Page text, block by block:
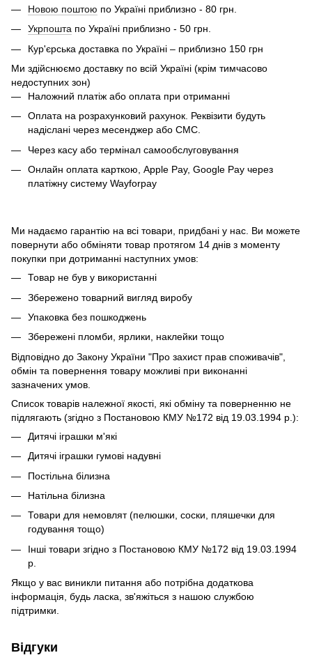
Новою поштою по Україні приблизно - 80 грн.
Укрпошта по Україні приблизно - 50 грн.
Кур'єрська доставка по Україні – приблизно 150 грн
Ми здійснюємо доставку по всій Україні (крім тимчасово
недоступних зон)
Наложний платіж або оплата при отриманні
Оплата на розрахунковий рахунок. Реквізити будуть
надіслані через месенджер або СМС.
Через касу або термінал самообслуговування
Онлайн оплата карткою, Apple Pay, Google Pay через
платіжну систему Wayforpay
Ми надаємо гарантію на всі товари, придбані у нас. Ви можете
повернути або обміняти товар протягом 14 днів з моменту
покупки при дотриманні наступних умов:
Товар не був у використанні
Збережено товарний вигляд виробу
Упаковка без пошкоджень
Збережені пломби, ярлики, наклейки тощо
Відповідно до Закону України "Про захист прав споживачів",
обмін та повернення товару можливі при виконанні
зазначених умов.
Список товарів належної якості, які обміну та поверненню не
підлягають (згідно з Постановою КМУ №172 від 19.03.1994 р.):
Дитячі іграшки м'які
Дитячі іграшки гумові надувні
Постільна білизна
Натільна білизна
Товари для немовлят (пелюшки, соски, пляшечки для
годування тощо)
Інші товари згідно з Постановою КМУ №172 від 19.03.1994
р.
Якщо у вас виникли питання або потрібна додаткова
інформація, будь ласка, зв'яжіться з нашою службою
підтримки.
Відгуки